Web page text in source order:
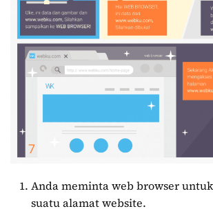
Anda meminta web browser
suatu alamat website.